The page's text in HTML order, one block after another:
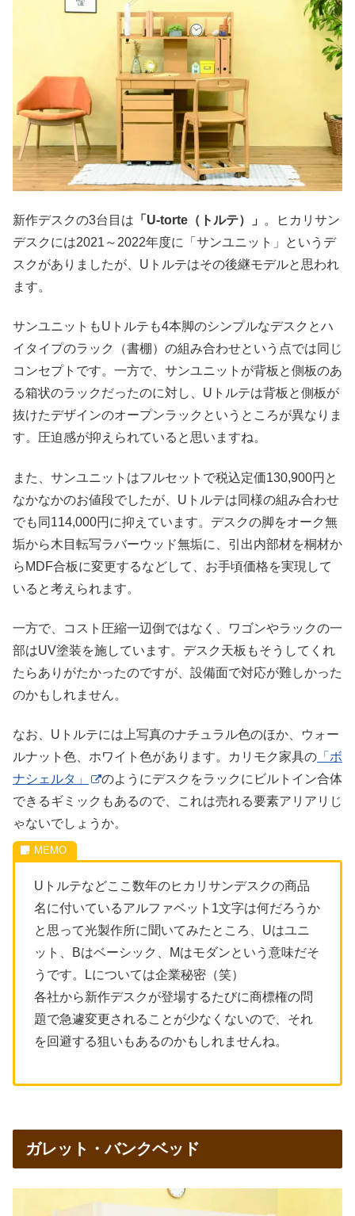
新作デスクの3台目は 「U-torte（トルテ）」
。ヒカリサン
デスクには2021～2022年度に「サンユニット」というデ
スクがありましたが、Uトルテはその後継モデルと思われ
ます。
サンユニットもUトルテも4本脚のシンプルなデスクとハ
イタイプのラック（書棚）の組み合わせという点では同じ
コンセプトです。一方で、サンユニットが背板と側板のあ
る箱状のラックだったのに対し、Uトルテは背板と側板が
抜けたデザインのオープンラックというところが異なりま
す。圧迫感が抑えられていると思いますね。
また、サンユニットはフルセットで税込定価130,900円と
なかなかのお値段でしたが、Uトルテは同様の組み合わせ
でも同114,000円に抑えています。デスクの脚をオーク無
垢から木目転写ラバーウッド無垢に、引出内部材を桐材か
らMDF合板に変更するなどして、お手頃価格を実現して
いると考えられます。
一方で、コスト圧縮一辺倒ではなく、ワゴンやラックの一
部はUV塗装を施しています。デスク天板もそうしてくれ
たらありがたかったのですが、設備面で対応が難しかった
のかもしれません。
なお、Uトルテには上写真のナチュラル色のほか、ウォー
ルナット色、ホワイト色があります。カリモク家具の 「ボ
ナシェルタ」
のようにデスクをラックにビルトイン合体
できるギミックもあるので、これは売れる要素アリアリじ
ゃないでしょうか。
Uトルテなどここ数年のヒカリサンデスクの商品
名に付いているアルファベット1文字は何だろうか
と思って光製作所に聞いてみたところ、Uはユニ
ット、Bはベーシック、Mはモダンという意味だそ
うです。Lについては企業秘密（笑）
各社から新作デスクが登場するたびに商標権の問
題で急遽変更されることが少なくないので、それ
を回避する狙いもあるのかもしれませんね。
ガレット・バンクベッド